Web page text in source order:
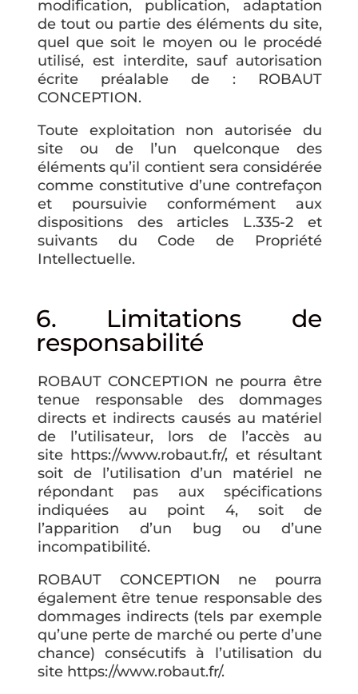
modification, publication, adaptation
de tout ou partie des éléments du site,
quel que soit le moyen ou le procédé
utilisé, est interdite, sauf autorisation
écrite préalable de : ROBAUT
CONCEPTION.
Toute exploitation non autorisée du
site ou de l’un quelconque des
éléments qu’il contient sera considérée
comme constitutive d’une contrefaçon
et poursuivie conformément aux
dispositions des articles L.335-2 et
suivants du Code de Propriété
Intellectuelle.
6. Limitations de
responsabilité
ROBAUT CONCEPTION ne pourra être
tenue responsable des dommages
directs et indirects causés au matériel
de l’utilisateur, lors de l’accès au
site https://www.robaut.fr/, et résultant
soit de l’utilisation d’un matériel ne
répondant pas aux spécifications
indiquées au point 4, soit de
l’apparition d’un bug ou d’une
incompatibilité.
ROBAUT CONCEPTION ne pourra
également être tenue responsable des
dommages indirects (tels par exemple
qu’une perte de marché ou perte d’une
chance) consécutifs à l’utilisation du
site https://www.robaut.fr/.